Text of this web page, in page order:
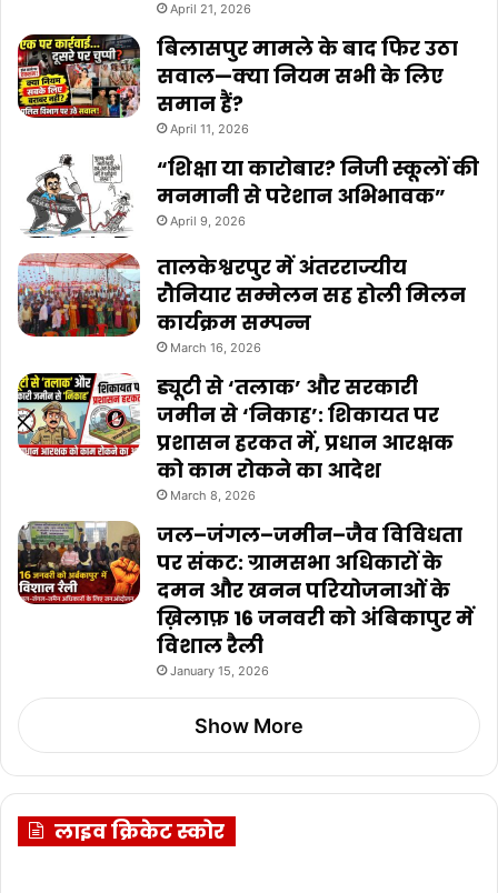
April 21, 2026
बिलासपुर मामले के बाद फिर उठा
सवाल—क्या नियम सभी के लिए
समान हैं?
April 11, 2026
“शिक्षा या कारोबार? निजी स्कूलों की
मनमानी से परेशान अभिभावक”
April 9, 2026
तालकेश्वरपुर में अंतरराज्यीय
रौनियार सम्मेलन सह होली मिलन
कार्यक्रम सम्पन्न
March 16, 2026
ड्यूटी से ‘तलाक’ और सरकारी
जमीन से ‘निकाह’: शिकायत पर
प्रशासन हरकत में, प्रधान आरक्षक
को काम रोकने का आदेश
March 8, 2026
जल–जंगल–जमीन–जैव विविधता
पर संकट: ग्रामसभा अधिकारों के
दमन और खनन परियोजनाओं के
ख़िलाफ़ 16 जनवरी को अंबिकापुर में
विशाल रैली
January 15, 2026
Show More
लाइव क्रिकेट स्कोर